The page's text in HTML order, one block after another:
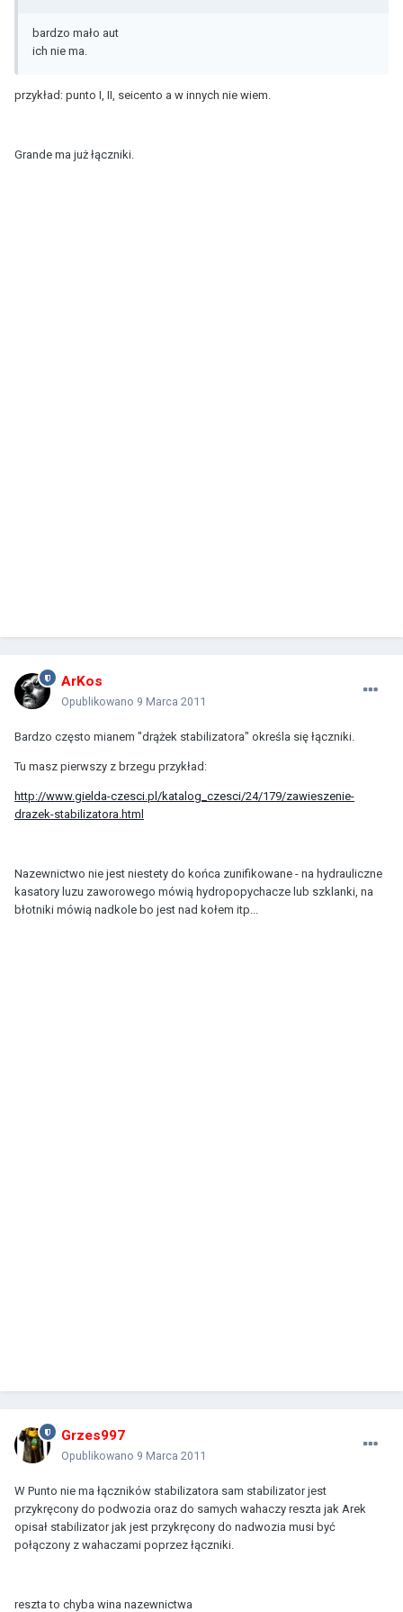
bardzo mało aut
ich nie ma.
przykład: punto I, II, seicento a w innych nie wiem.
Grande ma już łączniki.
ArKos
Opublikowano 9 Marca 2011
Bardzo często mianem "drążek stabilizatora" określa się łączniki.
Tu masz pierwszy z brzegu przykład:
http://www.gielda-czesci.pl/katalog_czesci/24/179/zawieszenie-
drazek-stabilizatora.html
Nazewnictwo nie jest niestety do końca zunifikowane - na hydrauliczne
kasatory luzu zaworowego mówią hydropopychacze lub szklanki, na
błotniki mówią nadkole bo jest nad kołem itp...
Grzes997
Opublikowano 9 Marca 2011
W Punto nie ma łączników stabilizatora sam stabilizator jest
przykręcony do podwozia oraz do samych wahaczy reszta jak Arek
opisał stabilizator jak jest przykręcony do nadwozia musi być
połączony z wahaczami poprzez łączniki.
reszta to chyba wina nazewnictwa